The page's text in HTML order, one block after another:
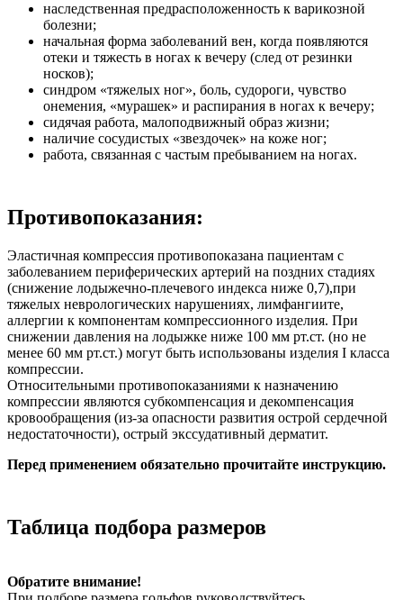
наследственная предрасположенность к варикозной
болезни;
начальная форма заболеваний вен, когда появляются
отеки и тяжесть в ногах к вечеру (след от резинки
носков);
синдром «тяжелых ног», боль, судороги, чувство
онемения, «мурашек» и распирания в ногах к вечеру;
сидячая работа, малоподвижный образ жизни;
наличие сосудистых «звездочек» на коже ног;
работа, связанная с частым пребыванием на ногах.
Противопоказания:
Эластичная компрессия противопоказана пациентам с
заболеванием периферических артерий на поздних стадиях
(снижение лодыжечно-плечевого индекса ниже 0,7),при
тяжелых неврологических нарушениях, лимфангиите,
аллергии к компонентам компрессионного изделия. При
снижении давления на лодыжке ниже 100 мм рт.ст. (но не
менее 60 мм рт.ст.) могут быть использованы изделия I класса
компрессии.
Относительными противопоказаниями к назначению
компрессии являются субкомпенсация и декомпенсация
кровообращения (из-за опасности развития острой сердечной
недостаточности), острый экссудативный дерматит.
Перед применением обязательно прочитайте инструкцию.
Таблица подбора размеров
Обратите внимание!